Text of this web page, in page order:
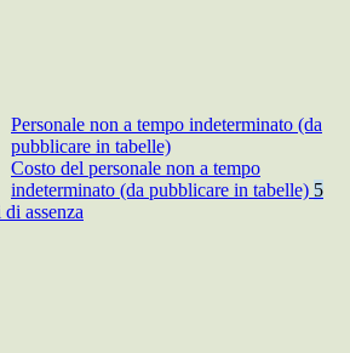
Personale non a tempo indeterminato (da
pubblicare in tabelle)
Costo del personale non a tempo
indeterminato (da pubblicare in tabelle) 5
di assenza